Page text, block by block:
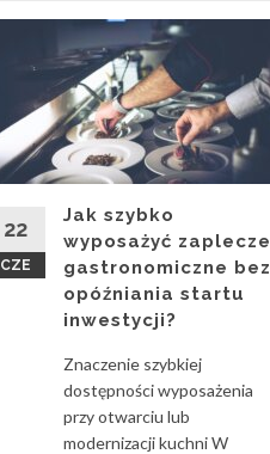
22
CZE
Jak szybko
wyposażyć zaplecze
gastronomiczne bez
opóźniania startu
inwestycji?
Znaczenie szybkiej
dostępności wyposażenia
przy otwarciu lub
modernizacji kuchni W